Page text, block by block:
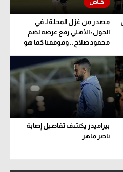
مصدر من غزل المحلة لـ في
الجول: الأهلي رفع عرضه لضم
محمود صلاح.. وموقفنا كما هو
بيراميدز يكشف تفاصيل إصابة
ناصر ماهر